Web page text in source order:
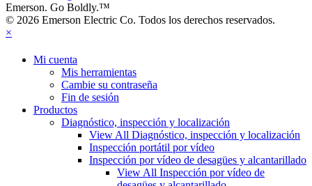
Emerson. Go Boldly.™
© 2026 Emerson Electric Co. Todos los derechos reservados.
×
Mi cuenta
Mis herramientas
Cambie su contraseña
Fin de sesión
Productos
Diagnóstico, inspección y localización
View All Diagnóstico, inspección y localización
Inspección portátil por vídeo
Inspección por vídeo de desagües y alcantarillado
View All Inspección por vídeo de